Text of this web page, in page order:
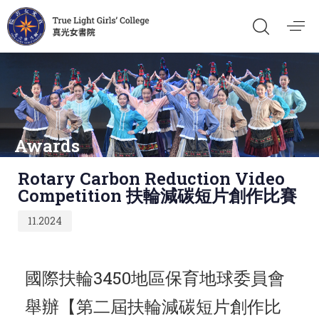
Awards
Rotary Carbon Reduction Video
Competition 扶輪減碳短片創作比賽
on:
11.2024
國際扶輪3450地區保育地球委員會
舉辦【第二屆扶輪減碳短片創作比